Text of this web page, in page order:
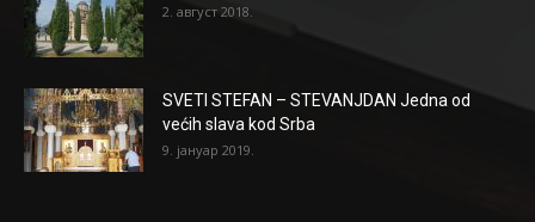
2. август 2018.
SVETI STEFAN – STEVANJDAN Jedna od
većih slava kod Srba
9. јануар 2019.